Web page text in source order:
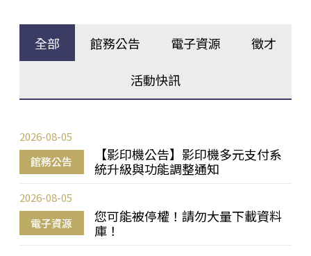
全部 館務公告 電子資源 徵才
活動快訊
館務公告
【影印機公告】影印機多元支付系
統升級與功能調整通知
2026-08-05
電子資源
您可能被停權！請勿大量下載資料
庫！
2026-08-05